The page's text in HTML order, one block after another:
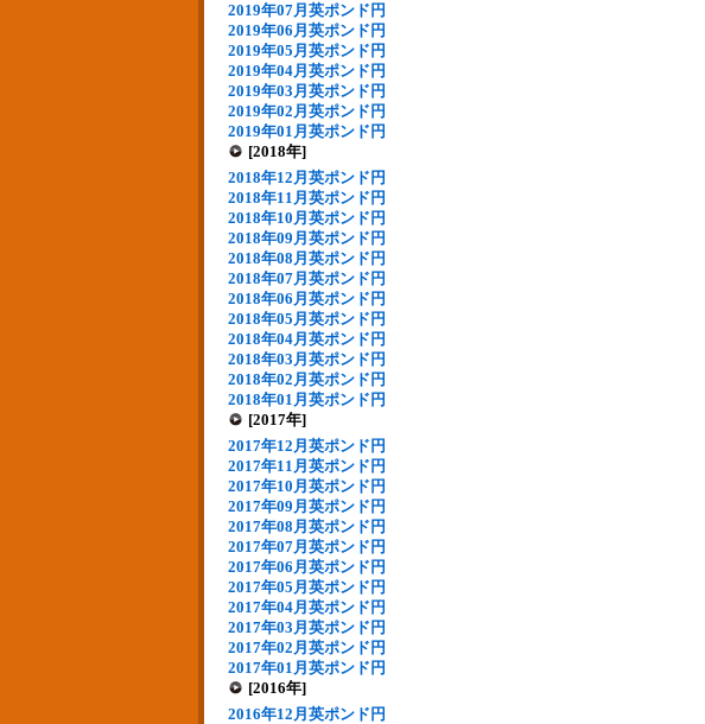
2019年07月英ポンド円
2019年06月英ポンド円
2019年05月英ポンド円
2019年04月英ポンド円
2019年03月英ポンド円
2019年02月英ポンド円
2019年01月英ポンド円
[2018年]
2018年12月英ポンド円
2018年11月英ポンド円
2018年10月英ポンド円
2018年09月英ポンド円
2018年08月英ポンド円
2018年07月英ポンド円
2018年06月英ポンド円
2018年05月英ポンド円
2018年04月英ポンド円
2018年03月英ポンド円
2018年02月英ポンド円
2018年01月英ポンド円
[2017年]
2017年12月英ポンド円
2017年11月英ポンド円
2017年10月英ポンド円
2017年09月英ポンド円
2017年08月英ポンド円
2017年07月英ポンド円
2017年06月英ポンド円
2017年05月英ポンド円
2017年04月英ポンド円
2017年03月英ポンド円
2017年02月英ポンド円
2017年01月英ポンド円
[2016年]
2016年12月英ポンド円